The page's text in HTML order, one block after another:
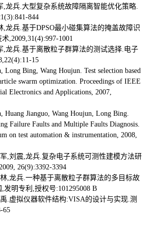
,龙兵.大型复杂系统故障隔离智能优化策略.
844
,龙兵.基于DPSO最小碰集算法的掩盖故障识
,2009,31(4):997-1001
,龙兵.基于离散粒子群算法的测试选择.电子
15
Long Bing, Wang Houjun. Test selection based
swarm optimization. Proceedings of IEEE
Electronics and Applications, 2007,
Huang Jianguo, Wang Houjun, Long Bing.
Failure Faults and Multiple Faults Diagnosis.
on test automation & instrumentation, 2008,
,刘震,龙兵.复杂电子系统可测性建模方法研
26(9):3392-3394
,龙兵.一种基于离散粒子群算法的多目标故
发明专利,授权号:101295008 B
.虚拟仪器软件结构:VISA的设计与实现.测
65